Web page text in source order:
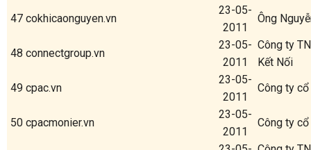
47 cokhicaonguyen.vn
23-05-
2011
Ông
48 connectgroup.vn
23-05-
2011
Công ty
Kết Nối
49 cpac.vn
23-05-
2011
Công ty cổ
50 cpacmonier.vn
23-05-
2011
Công ty cổ